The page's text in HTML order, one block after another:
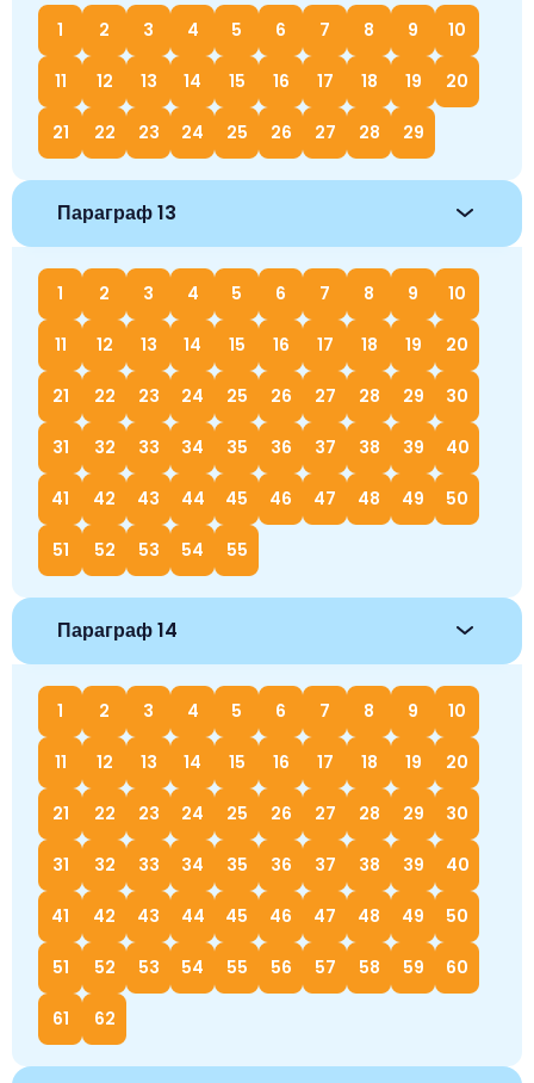
1 2 3 4 5 6 7 8 9 10
11 12 13 14 15 16 17 18 19 20
21 22 23 24 25 26 27 28 29
Параграф 13
1 2 3 4 5 6 7 8 9 10
11 12 13 14 15 16 17 18 19 20
21 22 23 24 25 26 27 28 29 30
31 32 33 34 35 36 37 38 39 40
41 42 43 44 45 46 47 48 49 50
51 52 53 54 55
Параграф 14
1 2 3 4 5 6 7 8 9 10
11 12 13 14 15 16 17 18 19 20
21 22 23 24 25 26 27 28 29 30
31 32 33 34 35 36 37 38 39 40
41 42 43 44 45 46 47 48 49 50
51 52 53 54 55 56 57 58 59 60
61 62